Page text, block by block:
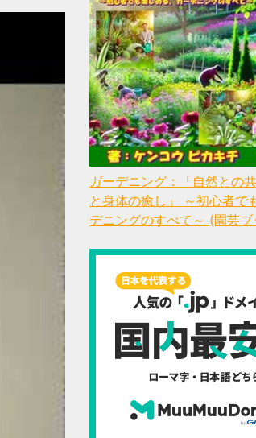
ガーデニング：「自然との
と身体の癒し」 ～初心者で
デニングのすべて～ (園芸